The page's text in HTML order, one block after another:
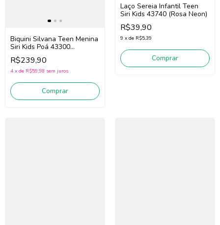
Biquini Silvana Teen Menina
Siri Kids Poá 43300
(Preto/Branco)
R$239,90
4 x de R$59,98 sem juros
Comprar
Laço Sereia Infantil Teen
Siri Kids 43740 (Rosa Neon)
R$39,90
9 x de R$5,39
Comprar